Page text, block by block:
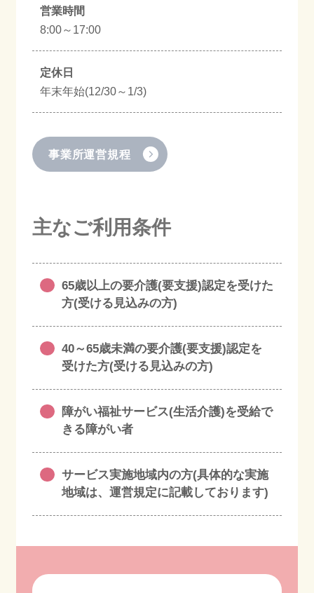
営業時間
8:00～17:00
定休日
年末年始(12/30～1/3)
事業所運営規程
主なご利用条件
65歳以上の要介護(要支援)認定を受けた
方(受ける見込みの方)
40～65歳未満の要介護(要支援)認定を
受けた方(受ける見込みの方)
障がい福祉サービス(生活介護)を受給で
きる障がい者
サービス実施地域内の方(具体的な実施
地域は、運営規定に記載しております)